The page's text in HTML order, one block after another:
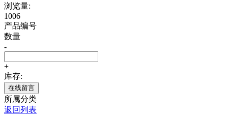
浏览量:
1006
产品编号
数量
-
+
库存:
在线留言
所属分类
返回列表